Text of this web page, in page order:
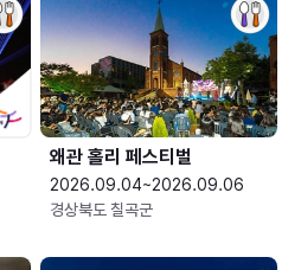
왜관 홀리 페스티벌
2026.09.04~2026.09.06
경상북도 칠곡군